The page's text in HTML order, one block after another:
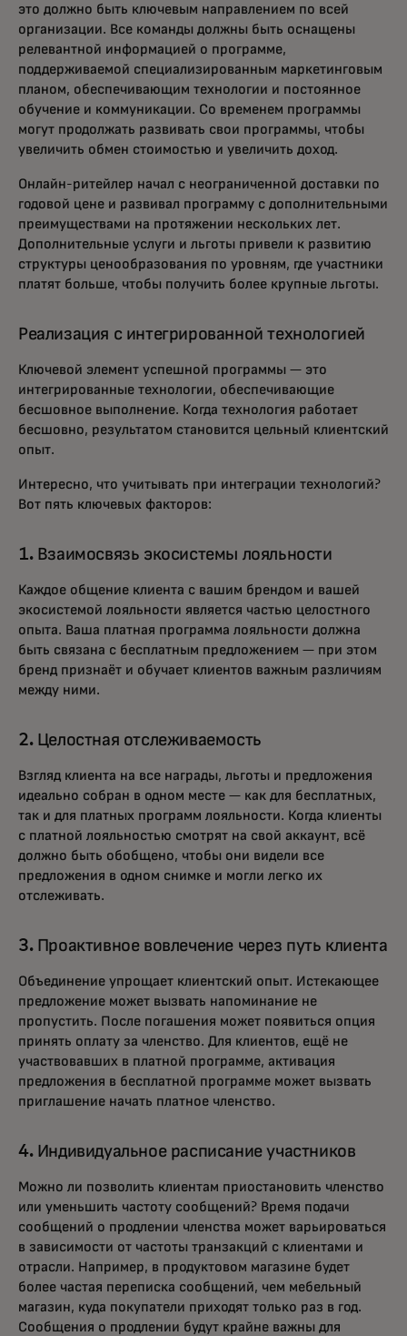
это должно быть ключевым направлением по всей
организации. Все команды должны быть оснащены
релевантной информацией о программе,
поддерживаемой специализированным маркетинговым
планом, обеспечивающим технологии и постоянное
обучение и коммуникации. Со временем программы
могут продолжать развивать свои программы, чтобы
увеличить обмен стоимостью и увеличить доход.
Онлайн-ритейлер начал с неограниченной доставки по
годовой цене и развивал программу с дополнительными
преимуществами на протяжении нескольких лет.
Дополнительные услуги и льготы привели к развитию
структуры ценообразования по уровням, где участники
платят больше, чтобы получить более крупные льготы.
Реализация с интегрированной технологией
Ключевой элемент успешной программы — это
интегрированные технологии, обеспечивающие
бесшовное выполнение. Когда технология работает
бесшовно, результатом становится цельный клиентский
опыт.
Интересно, что учитывать при интеграции технологий?
Вот пять ключевых факторов:
1. Взаимосвязь экосистемы лояльности
Каждое общение клиента с вашим брендом и вашей
экосистемой лояльности является частью целостного
опыта. Ваша платная программа лояльности должна
быть связана с бесплатным предложением — при этом
бренд признаёт и обучает клиентов важным различиям
между ними.
2. Целостная отслеживаемость
Взгляд клиента на все награды, льготы и предложения
идеально собран в одном месте — как для бесплатных,
так и для платных программ лояльности. Когда клиенты
с платной лояльностью смотрят на свой аккаунт, всё
должно быть обобщено, чтобы они видели все
предложения в одном снимке и могли легко их
отслеживать.
3. Проактивное вовлечение через путь клиента
Объединение упрощает клиентский опыт. Истекающее
предложение может вызвать напоминание не
пропустить. После погашения может появиться опция
принять оплату за членство. Для клиентов, ещё не
участвовавших в платной программе, активация
предложения в бесплатной программе может вызвать
приглашение начать платное членство.
4. Индивидуальное расписание участников
Можно ли позволить клиентам приостановить членство
или уменьшить частоту сообщений? Время подачи
сообщений о продлении членства может варьироваться
в зависимости от частоты транзакций с клиентами и
отрасли. Например, в продуктовом магазине будет
более частая переписка сообщений, чем мебельный
магазин, куда покупатели приходят только раз в год.
Сообщения о продлении будут крайне важны для